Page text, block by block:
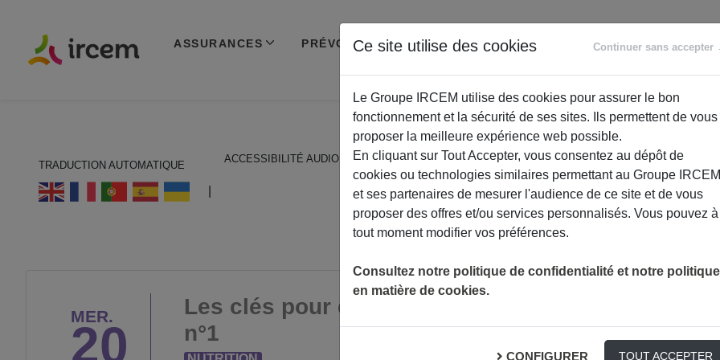
ASSURANCES PRÉVOYANCE RETRAITE
ACCOMPAGNEMENT
TRADUCTION AUTOMATIQUE
ACCESSIBILITÉ AUDIO
MER.
20
Les clés pour être en bonne santé après 60 ans
n°1
Ce site utilise des cookies Continuer sans accepter
Le Groupe IRCEM utilise des cookies pour assurer le bon
fonctionnement et la sécurité de ses sites. Ils permettent de vous
proposer la meilleure expérience web possible.
En cliquant sur Tout Accepter, vous consentez au dépôt de
cookies ou technologies similaires permettant au Groupe IRCEM
et ses partenaires de mesurer l'audience de ce site et de vous
proposer des offres et/ou services personnalisés. Vous pouvez à
tout moment modifier vos préférences.
Consultez notre politique de confidentialité et notre politique
en matière de cookies.
CONFIGURER TOUT ACCEPTER